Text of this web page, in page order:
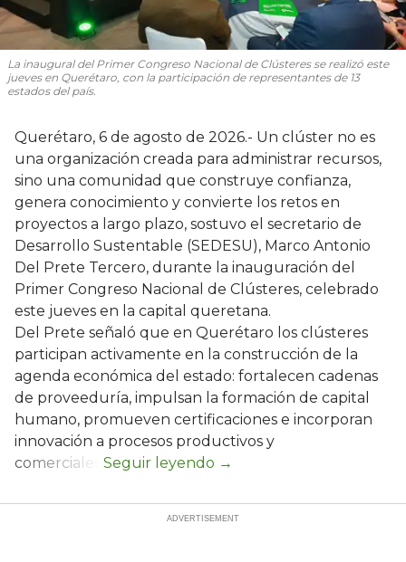
La inaugural del Primer Congreso Nacional de Clústeres se realizó este
jueves en Querétaro, con la participación de representantes de 13
estados del país.
Querétaro, 6 de agosto de 2026.- Un clúster no es
una organización creada para administrar recursos,
sino una comunidad que construye confianza,
genera conocimiento y convierte los retos en
proyectos a largo plazo, sostuvo el secretario de
Desarrollo Sustentable (SEDESU), Marco Antonio
Del Prete Tercero, durante la inauguración del
Primer Congreso Nacional de Clústeres, celebrado
este jueves en la capital queretana.
Del Prete señaló que en Querétaro los clústeres
participan activamente en la construcción de la
agenda económica del estado: fortalecen cadenas
de proveeduría, impulsan la formación de capital
humano, promueven certificaciones e incorporan
innovación a procesos productivos y
comerciales.